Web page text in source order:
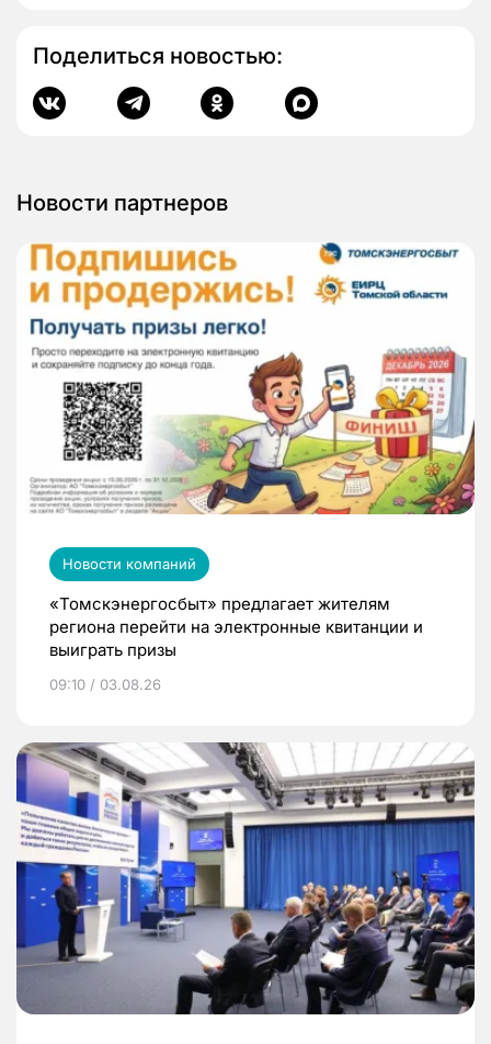
Поделиться новостью:
Новости партнеров
Новости компаний
«Томскэнергосбыт» предлагает жителям
региона перейти на электронные квитанции и
выиграть призы
09:10 / 03.08.26